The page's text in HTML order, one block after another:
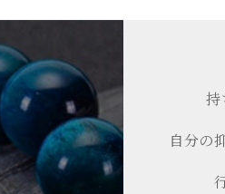
持
自分の